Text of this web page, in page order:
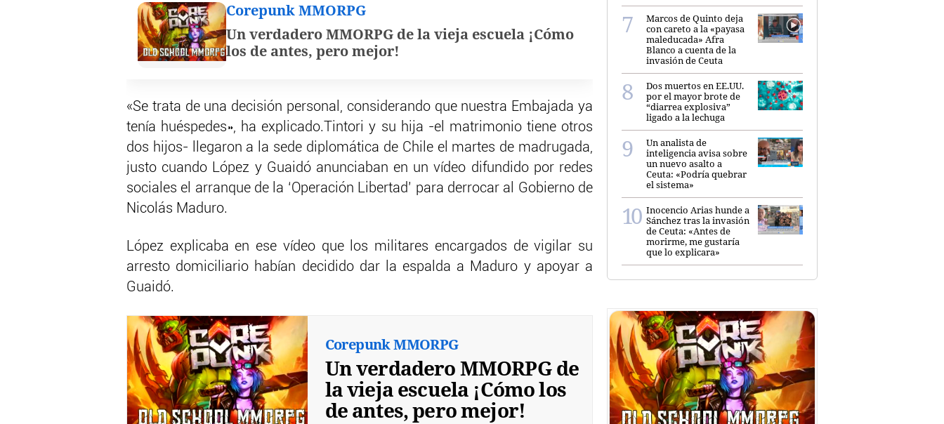
Corepunk MMORPG
Un verdadero MMORPG de la vieja escuela ¡Cómo
los de antes, pero mejor!
«Se trata de una decisión personal, considerando que nuestra Embajada ya
tenía huéspedes», ha explicado.Tintori y su hija -el matrimonio tiene otros
dos hijos- llegaron a la sede diplomática de Chile el martes de madrugada,
justo cuando López y Guaidó anunciaban en un vídeo difundido por redes
sociales el arranque de la ‘Operación Libertad’ para derrocar al Gobierno de
Nicolás Maduro.
López explicaba en ese vídeo que los militares encargados de vigilar su
arresto domiciliario habían decidido dar la espalda a Maduro y apoyar a
Guaidó.
Corepunk MMORPG
Un verdadero MMORPG de
la vieja escuela ¡Cómo los
de antes, pero mejor!
Marcos de Quinto deja
con careto a la «payasa
maleducada» Afra
Blanco a cuenta de la
invasión de Ceuta
Dos muertos en EE.UU.
por el mayor brote de
“diarrea explosiva”
ligado a la lechuga
Un analista de
inteligencia avisa sobre
un nuevo asalto a
Ceuta: «Podría quebrar
el sistema»
Inocencio Arias hunde a
Sánchez tras la invasión
de Ceuta: «Antes de
morirme, me gustaría
que lo explicara»